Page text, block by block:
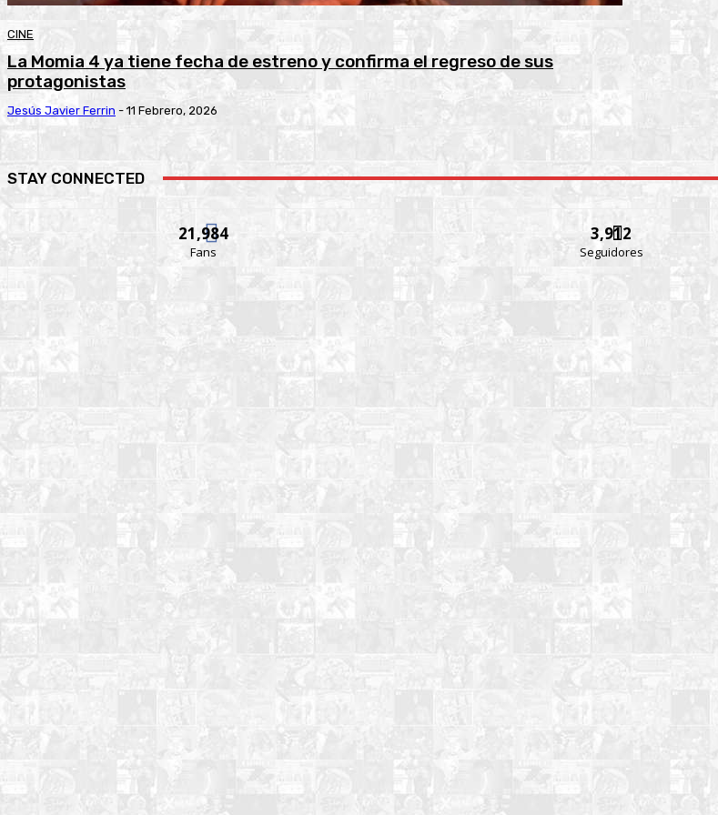
CINE
La Momia 4 ya tiene fecha de estreno y confirma el regreso de sus
protagonistas
Jesús Javier Ferrin - 11 Febrero, 2026
STAY CONNECTED
21,984
Fans
3,912
Seguidores